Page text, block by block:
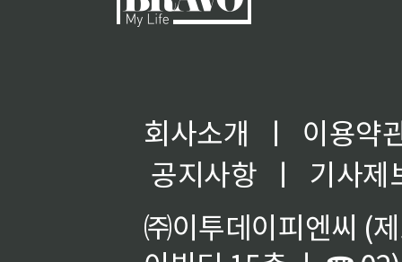
회사소개 ㅣ
이용약
공지사항
ㅣ
기사제
㈜이투데이피엔씨 (